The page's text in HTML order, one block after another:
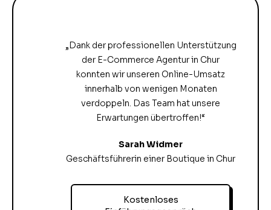
„Dank der professionellen Unterstützung
der E-Commerce Agentur in Chur
konnten wir unseren Online-Umsatz
innerhalb von wenigen Monaten
verdoppeln. Das Team hat unsere
Erwartungen übertroffen!“
Sarah Widmer
Geschäftsführerin einer Boutique in Chur
Kostenloses